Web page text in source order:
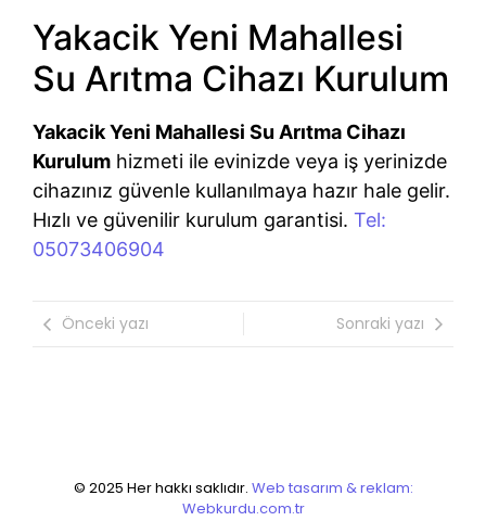
Yakacik Yeni Mahallesi
Su Arıtma Cihazı Kurulum
Yakacik Yeni Mahallesi Su Arıtma Cihazı
Kurulum hizmeti ile evinizde veya iş yerinizde
cihazınız güvenle kullanılmaya hazır hale gelir.
Hızlı ve güvenilir kurulum garantisi. Tel:
05073406904
Önceki yazı Sonraki yazı
© 2025 Her hakkı saklıdır. Web tasarım & reklam:
Webkurdu.com.tr